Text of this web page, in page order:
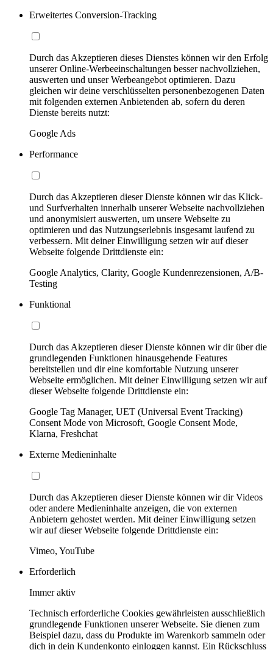
Erweitertes Conversion-Tracking
Durch das Akzeptieren dieses Dienstes können wir den Erfolg
unserer Online-Werbeeinschaltungen besser nachvollziehen,
auswerten und unser Werbeangebot optimieren. Dazu
gleichen wir deine verschlüsselten personenbezogenen Daten
mit folgenden externen Anbietenden ab, sofern du deren
Dienste bereits nutzt:
Google Ads
Performance
Durch das Akzeptieren dieser Dienste können wir das Klick-
und Surfverhalten innerhalb unserer Webseite nachvollziehen
und anonymisiert auswerten, um unsere Webseite zu
optimieren und das Nutzungserlebnis insgesamt laufend zu
verbessern. Mit deiner Einwilligung setzen wir auf dieser
Webseite folgende Drittdienste ein:
Google Analytics, Clarity, Google Kundenrezensionen, A/B-
Testing
Funktional
Durch das Akzeptieren dieser Dienste können wir dir über die
grundlegenden Funktionen hinausgehende Features
bereitstellen und dir eine komfortable Nutzung unserer
Webseite ermöglichen. Mit deiner Einwilligung setzen wir auf
dieser Webseite folgende Drittdienste ein:
Google Tag Manager, UET (Universal Event Tracking)
Consent Mode von Microsoft, Google Consent Mode,
Klarna, Freshchat
Externe Medieninhalte
Durch das Akzeptieren dieser Dienste können wir dir Videos
oder andere Medieninhalte anzeigen, die von externen
Anbietern gehostet werden. Mit deiner Einwilligung setzen
wir auf dieser Webseite folgende Drittdienste ein:
Vimeo, YouTube
Erforderlich
Immer aktiv
Technisch erforderliche Cookies gewährleisten ausschließlich
grundlegende Funktionen unserer Webseite. Sie dienen zum
Beispiel dazu, dass du Produkte im Warenkorb sammeln oder
dich in dein Kundenkonto einloggen kannst. Ein Rückschluss